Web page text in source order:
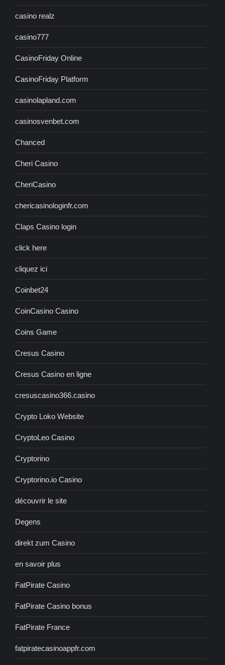
casino realz
casino777
CasinoFriday Online
CasinoFriday Platform
casinolapland.com
casinosvenbet.com
Chanced
Cheri Casino
CheriCasino
chericasinologinfr.com
Claps Casino login
click here
cliquez ici
Coinbet24
CoinCasino Casino
Coins Game
Cresus Casino
Cresus Casino en ligne
cresuscasino366.casino
Crypto Loko Website
CryptoLeo Casino
Cryptorino
Cryptorino.io Casino
découvrir le site
Degens
direkt zum Casino
en savoir plus
FatPirate Casino
FatPirate Casino bonus
FatPirate France
fatpiratecasinoappfr.com